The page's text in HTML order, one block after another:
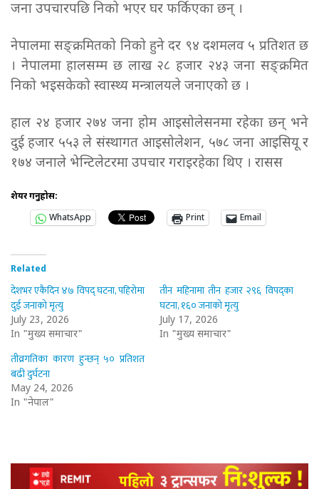
जना उपचारपछि निको भएर घर फर्किएका छन् ।
नेपालमा सङ्क्रमितको निको हुने दर ९४ दशमलव ५ प्रतिशत छ
। नेपालमा हालसम्म छ लाख २८ हजार २४३ जना सङ्क्रमित
निको भइसकेको स्वास्थ्य मन्त्रालयले जनाएको छ ।
हाल २४ हजार २७४ जना होम आइसोलेसनमा रहेका छन् भने
दुई हजार ५५३ ले संस्थागत आइसोलेशन, ५७८ जना आइसियू र
१७४ जनाले भेन्टिलेटरमा उपचार गराइरहेका थिए । रासस
शेयर गर्नुहोस:
WhatsApp
Print Email
Related
देशभर एकैदिन ४७ विपद् घटना, पहिरोमा
दुई जनाको मृत्यु
July 23, 2026
In "मुख्य समाचार"
तीन महिनामा तीन हजार २९६ विपद्का
घटना, १६० जनाको मृत्यु
July 17, 2026
In "मुख्य समाचार"
तीव्रगतिका कारण हुन्छन् ५० प्रतिशत
बढी दुर्घटना
May 24, 2026
In "नेपाल"